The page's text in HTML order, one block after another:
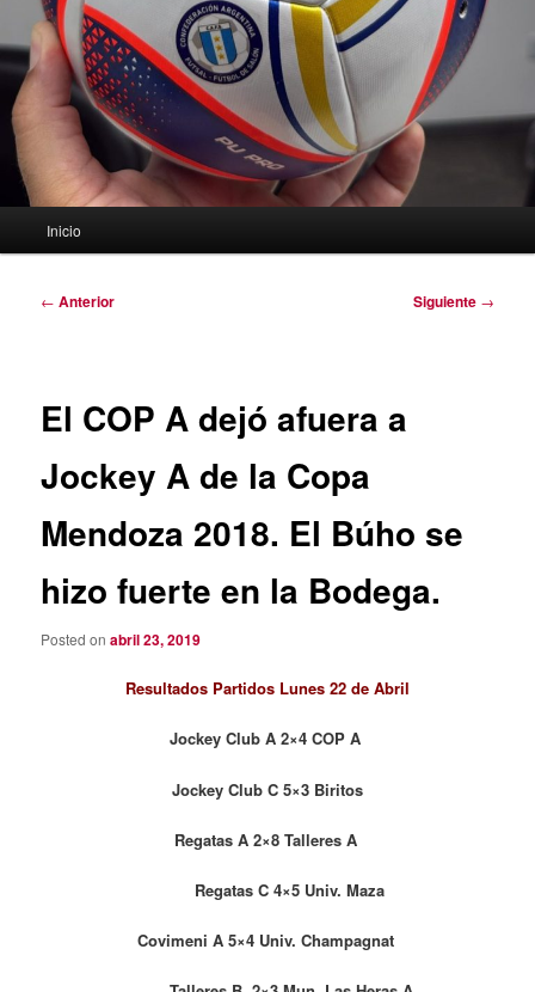
Inicio
Navegación
← Anterior Siguiente →
El COP A dejó afuera a
Jockey A de la Copa
Mendoza 2018. El Búho se
hizo fuerte en la Bodega.
Posted onabril 23, 2019
Resultados Partidos Lunes 22 de Abril
Jockey Club A 2×4 COP A
Jockey Club C 5×3 Biritos
Regatas A 2×8 Talleres A
Regatas C 4×5 Univ. Maza
Covimeni A 5×4 Univ. Champagnat